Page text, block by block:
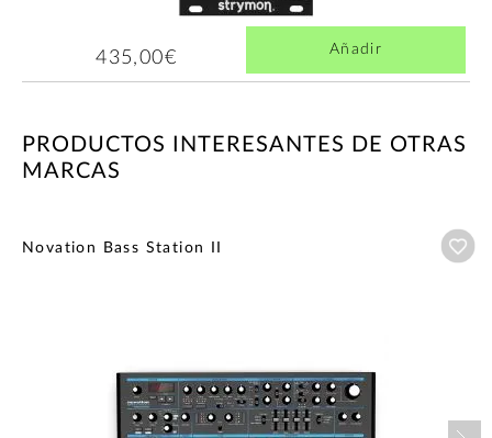
435,00€ Añadir
PRODUCTOS INTERESANTES DE OTRAS
MARCAS
Novation Bass Station II